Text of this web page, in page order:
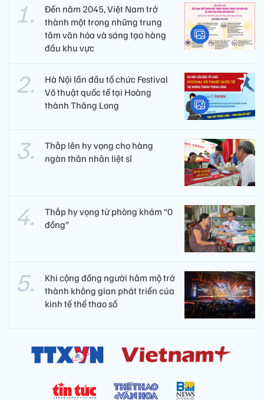
Đến năm 2045, Việt Nam trở
thành một trong những trung
tâm văn hóa và sáng tạo hàng
đầu khu vực
Hà Nội lần đầu tổ chức Festival
Võ thuật quốc tế tại Hoàng
thành Thăng Long
Thắp lên hy vọng cho hàng
ngàn thân nhân liệt sĩ
Thắp hy vọng từ phòng khám “0
đồng”
Khi cộng đồng người hâm mộ trở
thành không gian phát triển của
kinh tế thể thao số